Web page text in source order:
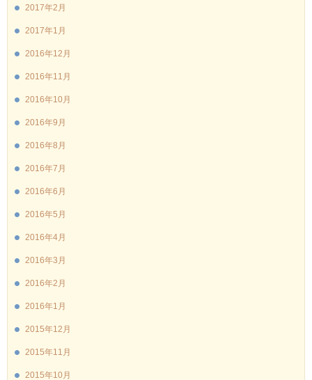
2017年2月
2017年1月
2016年12月
2016年11月
2016年10月
2016年9月
2016年8月
2016年7月
2016年6月
2016年5月
2016年4月
2016年3月
2016年2月
2016年1月
2015年12月
2015年11月
2015年10月